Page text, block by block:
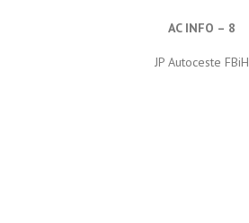
AC INFO – 8
JP Autoceste FBiH